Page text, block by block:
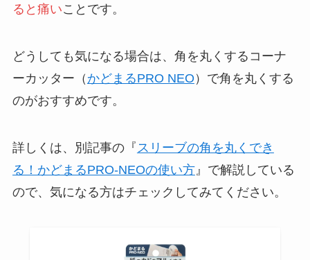
ると痛いことです。
どうしても気になる場合は、角を丸くするコーナ
ーカッター（かどまるPRO NEO ）で角を丸くする
のがおすすめです。
詳しくは、別記事の『 スリーブの角を丸くでき
る！かどまるPRO-NEOの使い方』で解説している
ので、気になる方はチェックしてみてください。